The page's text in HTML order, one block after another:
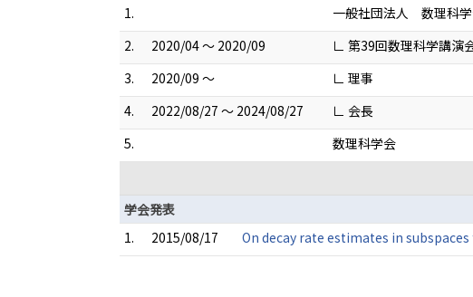
1.
一般社団法人 数理科
2.
2020/04 ～ 2020/09
∟ 第39回数理科学講演
3.
2020/09 ～
∟ 理事
4.
2022/08/27 ～ 2024/08/27
∟ 会長
5.
数理科学会
学会発表
1.
2015/08/17 On decay rate estimates in